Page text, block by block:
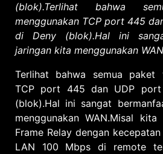
(blok).Terlihat bahwa
menggunakan TCP port 445
di Deny (blok).Hal ini
jaringan kita menggunakan
Terlihat bahwa semua paket
TCP port 445 dan UDP
(blok).Hal ini sangat
menggunakan WAN.Misal kita
Frame Relay dengan
LAN 100 Mbps di remote